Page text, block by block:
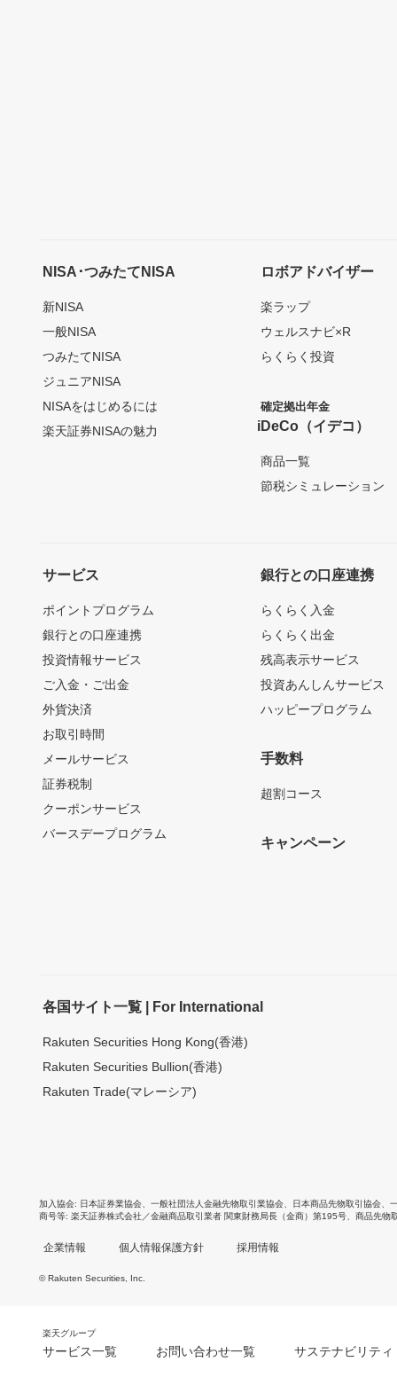
NISA･つみたてNISA
新NISA
一般NISA
つみたてNISA
ジュニアNISA
NISAをはじめるには
楽天証券NISAの魅力
ロボアドバイザー
楽ラップ
ウェルスナビ×R
らくらく投資
確定拠出年金
iDeCo（イデコ）
商品一覧
節税シミュレーション
サービス
ポイントプログラム
銀行との口座連携
投資情報サービス
ご入金・ご出金
外貨決済
お取引時間
メールサービス
証券税制
クーポンサービス
バースデープログラム
銀行との口座連携
らくらく入金
らくらく出金
残高表示サービス
投資あんしんサービス
ハッピープログラム
手数料
超割コース
キャンペーン
各国サイト一覧 | For International
Rakuten Securities Hong Kong(香港)
Rakuten Securities Bullion(香港)
Rakuten Trade(マレーシア)
加入協会 日本証券業協会 一般社団法人金融先物取引業協会 日本商品先物取引協会
商号等 楽天証券株式会社／金融商品取引業者 関東財務局長（金商）第195号、商品先物
企業情報 個人情報保護方針 採用情報
© Rakuten Securities, Inc.
楽天グループ
サービス一覧 お問い合わせ一覧 サステナビリティ